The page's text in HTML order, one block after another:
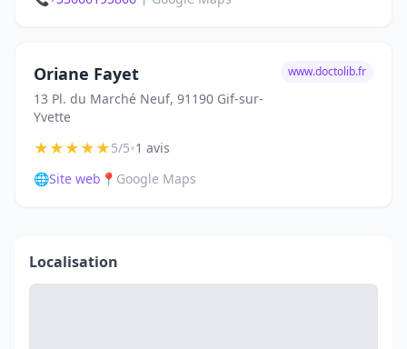
Oriane Fayet
13 Pl. du Marché Neuf, 91190 Gif-sur-
Yvette
www.doctolib.fr
★★★★★5/5•1 avis
🌐Site web 📍 Google Maps
Localisation